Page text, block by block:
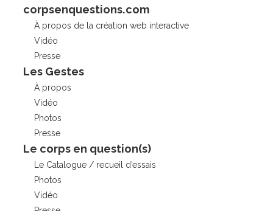
corpsenquestions.com
À propos de la création web interactive
Vidéo
Presse
Les Gestes
À propos
Vidéo
Photos
Presse
Le corps en question(s)
Le Catalogue / recueil d’essais
Photos
Vidéo